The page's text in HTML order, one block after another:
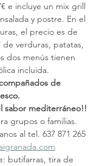
e incluye un mix grill
y postre. En el
el precio es de
verduras, patatas,
dos menús tienen
incluida.
de
sabor mediterráneo!!
grupos o familias.
al tel. 637 871 265
butifarras, tira de